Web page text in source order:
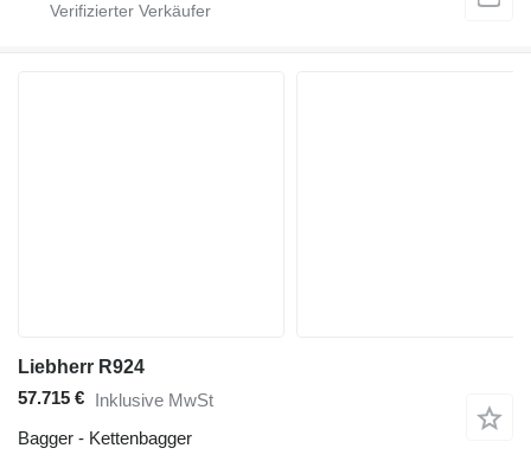
Liebherr R924
57.715 € Inklusive MwSt
Bagger - Kettenbagger